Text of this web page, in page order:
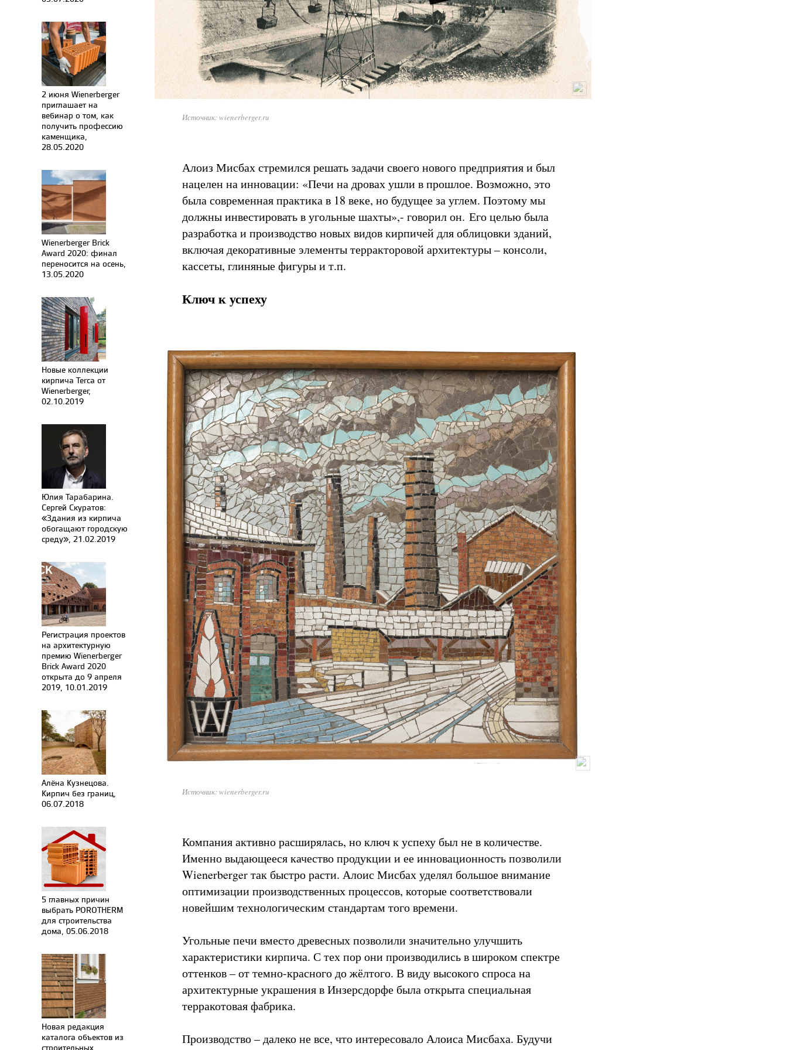
2 июня Wienerberger
приглашает на
вебинар о том, как
получить профессию
каменщика,
28.05.2020
Wienerberger Brick
Award 2020: финал
переносится на осень,
13.05.2020
Новые коллекции
кирпича Terca от
Wienerberger,
02.10.2019
Юлия Тарабарина.
Сергей Скуратов:
«Здания из кирпича
обогащают городскую
среду», 21.02.2019
Регистрация проектов
на архитектурную
премию Wienerberger
Brick Award 2020
открыта до 9 апреля
2019, 10.01.2019
Алёна Кузнецова.
Кирпич без границ,
06.07.2018
5 главных причин
выбрать POROTHERM
для строительства
дома, 05.06.2018
Новая редакция
каталога объектов из
строительных
Источник: wienerberger.ru
Алоиз Мисбах стремился решать задачи своего нового предприятия и был
нацелен на инновации: «Печи на дровах ушли в прошлое. Возможно, это
была современная практика в 18 веке, но будущее за углем. Поэтому мы
должны инвестировать в угольные шахты»,- говорил он. Его целью была
разработка и производство новых видов кирпичей для облицовки зданий,
включая декоративные элементы терракторовой архитектуры – консоли,
кассеты, глиняные фигуры и т.п.
Ключ к успеху
Источник: wienerberger.ru
Компания активно расширялась, но ключ к успеху был не в количестве.
Именно выдающееся качество продукции и ее инновационность позволили
Wienerberger так быстро расти. Алоис Мисбах уделял большое внимание
оптимизации производственных процессов, которые соответствовали
новейшим технологическим стандартам того времени.
Угольные печи вместо древесных позволили значительно улучшить
характеристики кирпича. С тех пор они производились в широком спектре
оттенков – от темно-красного до жёлтого. В виду высокого спроса на
архитектурные украшения в Инзерсдорфе была открыта специальная
терракотовая фабрика.
Производство – далеко не все, что интересовало Алоиса Мисбаха. Будучи